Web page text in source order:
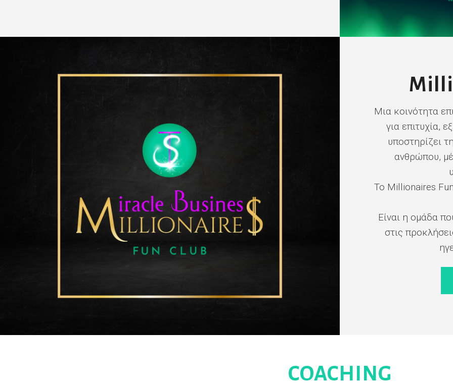
Μια κοινότητα
για επιτυχία,
υποστηρίζει
ανθρώπου,
Το Millionaires
Είναι η ομάδα
στις
COACHING